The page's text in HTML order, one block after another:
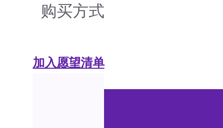
购买方式
加入愿望清单